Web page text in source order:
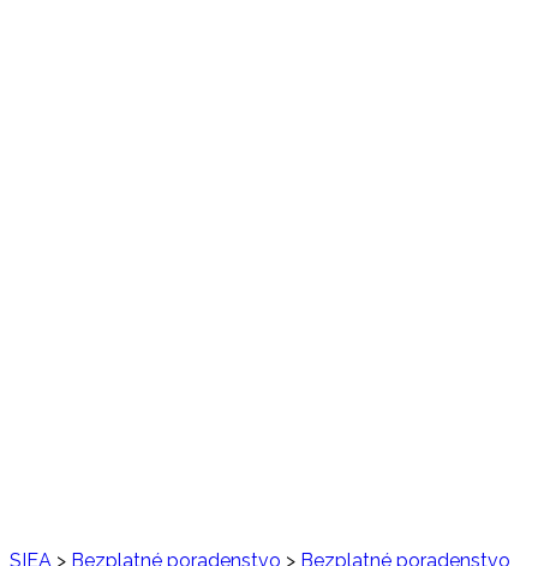
SIEA > Bezplatné poradenstvo > Bezplatné poradenstvo